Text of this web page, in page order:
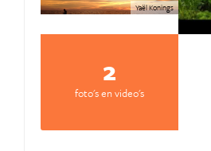
Yaël Konings
2
foto's en video's